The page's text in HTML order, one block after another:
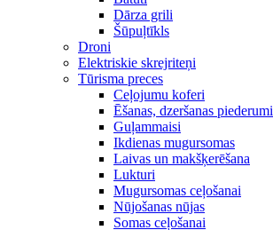
Dārza grili
Šūpuļtīkls
Droni
Elektriskie skrejriteņi
Tūrisma preces
Ceļojumu koferi
Ēšanas, dzeršanas piederumi
Guļammaisi
Ikdienas mugursomas
Laivas un makšķerēšana
Lukturi
Mugursomas ceļošanai
Nūjošanas nūjas
Somas ceļošanai